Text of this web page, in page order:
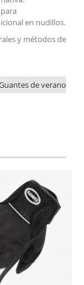
en nudillos.
y métodos de
de verano